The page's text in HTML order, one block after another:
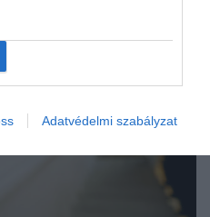
Adatvédelmi szabályzat